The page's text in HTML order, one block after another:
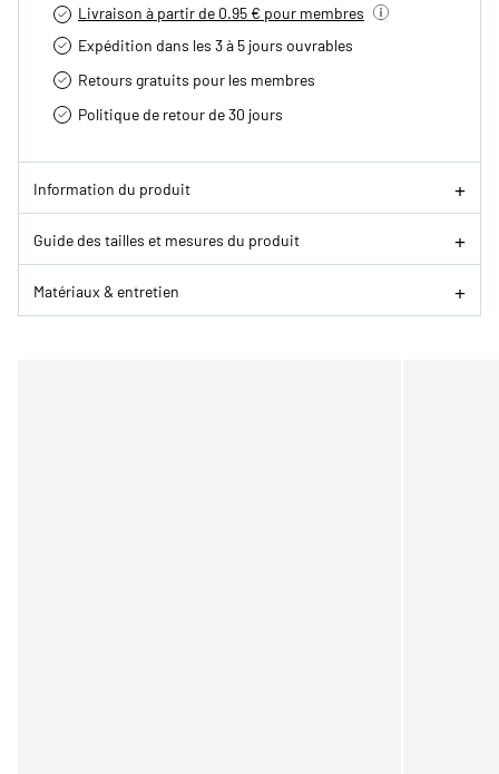
Livraison à partir de 0.95 € pour membres
Expédition dans les 3 à 5 jours ouvrables
Retours gratuits pour les membres
Politique de retour de 30 jours
Information du produit
Guide des tailles et mesures du produit
Matériaux & entretien